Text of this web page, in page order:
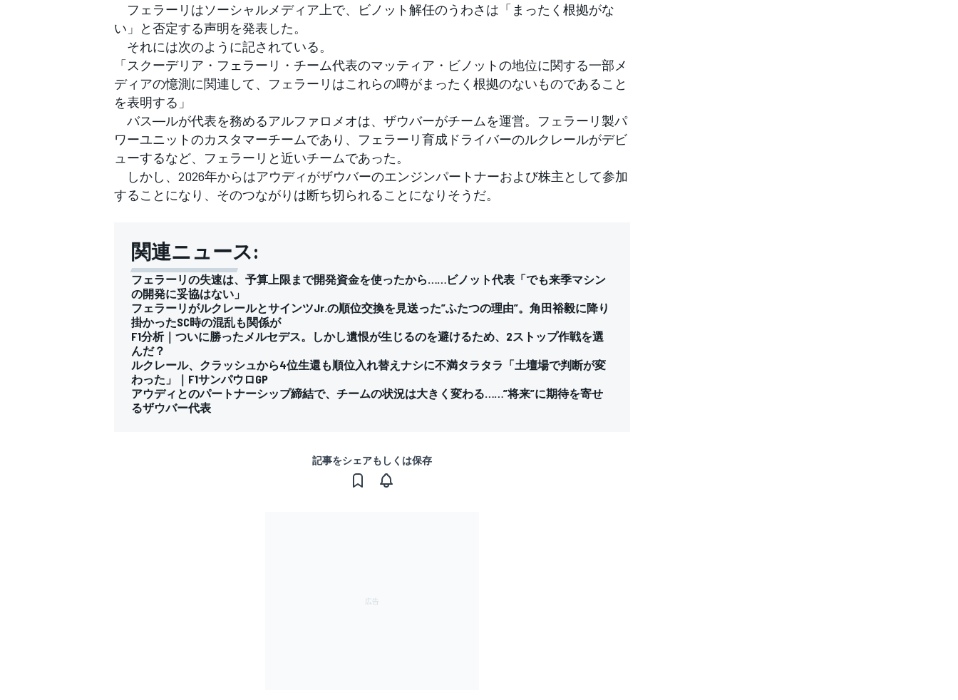
フェラーリはソーシャルメディア上で、ビノット解任のうわさは「まったく根拠がな
い」と否定する声明を発表した。
それには次のように記されている。
「スクーデリア・フェラーリ・チーム代表のマッティア・ビノットの地位に関する一部メ
ディアの憶測に関連して、フェラーリはこれらの噂がまったく根拠のないものであること
を表明する」
バス―ルが代表を務めるアルファロメオは、ザウバーがチームを運営。フェラーリ製パ
ワーユニットのカスタマーチームであり、フェラーリ育成ドライバーのルクレールがデビ
ューするなど、フェラーリと近いチームであった。
しかし、2026年からはアウディがザウバーのエンジンパートナーおよび株主として参加
することになり、そのつながりは断ち切られることになりそうだ。
関連ニュース:
フェラーリの失速は、予算上限まで開発資金を使ったから……ビノット代表「でも来季マシン
の開発に妥協はない」
フェラーリがルクレールとサインツJr.の順位交換を見送った”ふたつの理由”。角田裕毅に降り
掛かったSC時の混乱も関係が
F1分析｜ついに勝ったメルセデス。しかし遺恨が生じるのを避けるため、2ストップ作戦を選
んだ？
ルクレール、クラッシュから4位生還も順位入れ替えナシに不満タラタラ「土壇場で判断が変
わった」｜F1サンパウロGP
アウディとのパートナーシップ締結で、チームの状況は大きく変わる……”将来”に期待を寄せ
るザウバー代表
記事をシェアもしくは保存